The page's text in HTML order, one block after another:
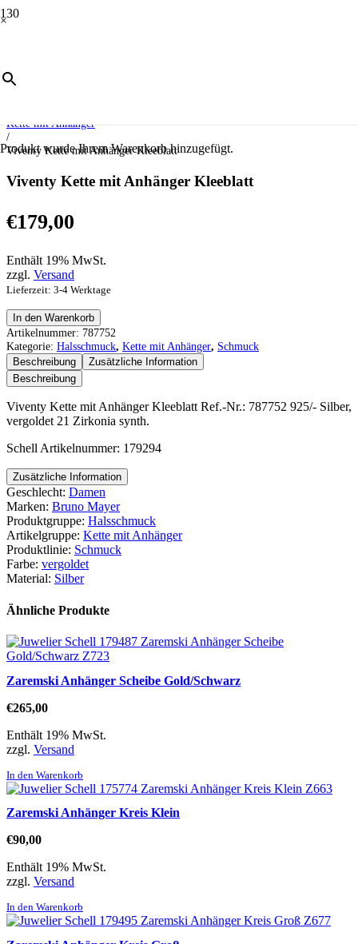
×
Produktwurde Ihrem Warenkorb hinzugefügt.
/
Kette mit Anhänger
/
Viventy Kette mit Anhänger Kleeblatt
Viventy Kette mit Anhänger Kleeblatt
€179,00
Enthält 19% MwSt.
zzgl. Versand
Lieferzeit: 3-4 Werktage
Viventy
Kette
mit
Anhänger
Kleeblatt
Menge
In den Warenkorb
Artikelnummer: 787752
Kategorie: Halsschmuck, Kette mit Anhänger, Schmuck
Beschreibung
Zusätzliche Information
Beschreibung
Viventy Kette mit Anhänger Kleeblatt Ref.-Nr.: 787752 925/- Silber,
vergoldet 21 Zirkonia synth.
Schell Artikelnummer: 179294
Zusätzliche Information
Geschlecht: Damen
Marken: Bruno Mayer
Produktgruppe: Halsschmuck
Artikelgruppe: Kette mit Anhänger
Produktlinie: Schmuck
Farbe: vergoldet
Material: Silber
Ähnliche Produkte
Zaremski Anhänger Scheibe Gold/Schwarz
€265,00
Enthält 19% MwSt.
zzgl. Versand
In den Warenkorb
Zaremski Anhänger Kreis Klein
€90,00
Enthält 19% MwSt.
zzgl. Versand
In den Warenkorb